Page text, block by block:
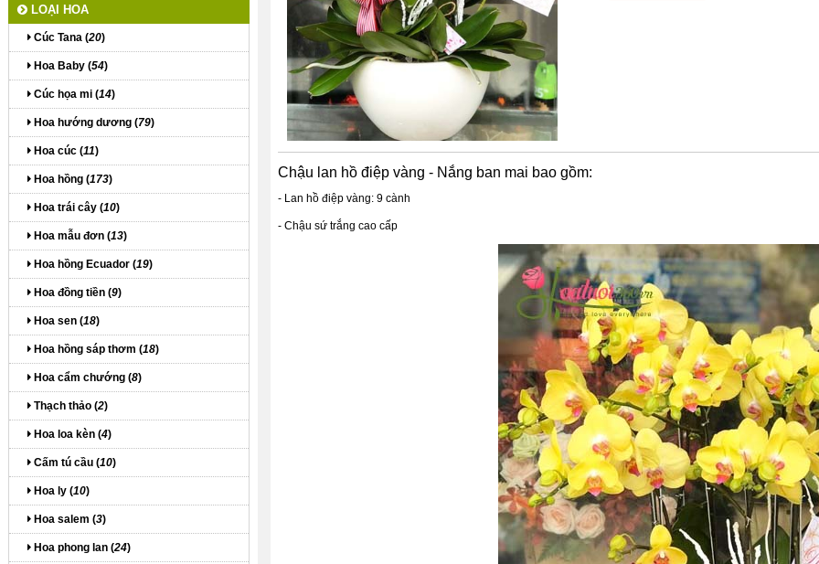
Chậu lan hồ điệp vàng - Nắng ban mai bao gồm:
- Lan hồ điệp vàng: 9 cành
- Chậu sứ trắng cao cấp
LOẠI HOA
Cúc Tana (20)
Hoa Baby (54)
Cúc họa mi (14)
Hoa hướng dương (79)
Hoa cúc (11)
Hoa hồng (173)
Hoa trái cây (10)
Hoa mẫu đơn (13)
Hoa hồng Ecuador (19)
Hoa đồng tiền (9)
Hoa sen (18)
Hoa hồng sáp thơm (18)
Hoa cẩm chướng (8)
Thạch thảo (2)
Hoa loa kèn (4)
Cấm tú cầu (10)
Hoa ly (10)
Hoa salem (3)
Hoa phong lan (24)